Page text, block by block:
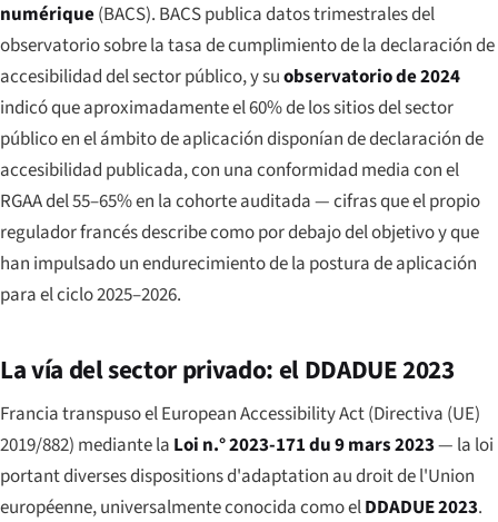
numérique(BACS). BACS publica datos trimestrales del
observatorio sobre la tasa de cumplimiento de la declaración de
accesibilidad del sector público, y suobservatorio de 2024
indicó que aproximadamente el 60% de los sitios del sector
público en el ámbito de aplicación disponían de declaración de
accesibilidad publicada, con una conformidad media con el
RGAA del 55–65% en la cohorte auditada — cifras que el propio
regulador francés describe como por debajo del objetivo y que
han impulsado un endurecimiento de la postura de aplicación
para el ciclo 2025–2026.
La vía del sector privado: el DDADUE 2023
Francia transpuso el European Accessibility Act (Directiva (UE)
2019/882) mediante la Loi n.° 2023-171 du 9 mars 2023— la loi
portant diverses dispositions d'adaptation au droit de l'Union
européenne, universalmente conocida como elDDADUE 2023.